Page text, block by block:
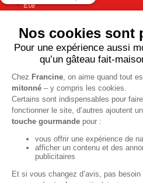
Été
Hiver
TOUTES LES
Pour votre santé, pratiquez une